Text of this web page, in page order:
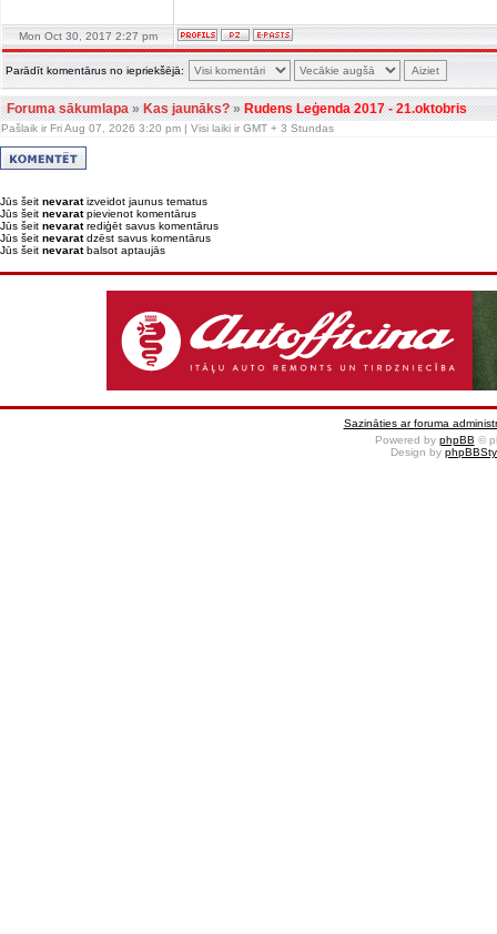
Mon Oct 30, 2017 2:27 pm
Parādīt komentārus no iepriekšējā:
Foruma sākumlapa»Kas jaunāks?»Rudens Leģenda 2017 - 21.oktobris
Pašlaik ir Fri Aug 07, 2026 3:20 pm | Visi laiki ir GMT + 3 Stundas
Jūs šeit nevaratizveidot jaunus tematus
Jūs šeit nevaratpievienot komentārus
Jūs šeit nevaratrediģēt savus komentārus
Jūs šeit nevaratdzēst savus komentārus
Jūs šeit nevaratbalsot aptaujās
Sazināties ar foruma
Powered by phpBB ©
Design by